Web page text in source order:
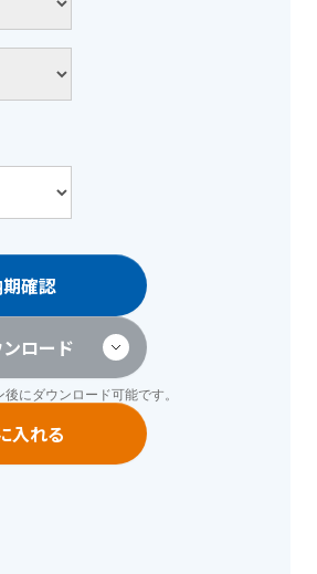
確認
ロード
後にダウンロード可能です。
入れる